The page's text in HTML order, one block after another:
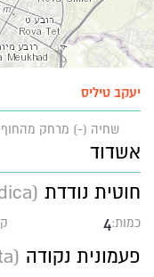
יעקב טיליס
שחיה (-) מרחק מהחוף: 0-
אשדוד
חוטית נודדת (Rhopilema nomadica)
כמות:4
פעמונית נקודה (Phyllorhiza punctata)